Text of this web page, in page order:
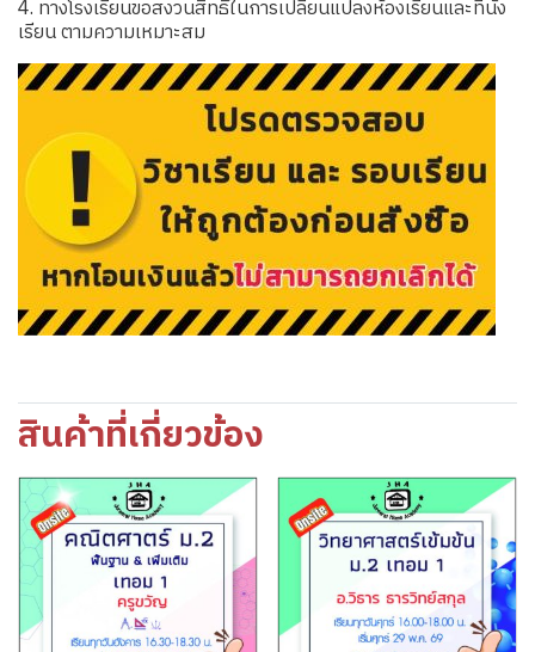
4. ทางโรงเรียนขอสงวนสิทธิ์ในการเปลี่ยนแปลงห้องเรียนและที่นั่ง
เรียน ตามความเหมาะสม
สินค้าที่เกี่ยวข้อง